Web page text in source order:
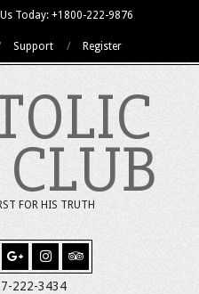
Today: +1800-222-9876
Support Register
FOR HIS TRUTH
222-3434